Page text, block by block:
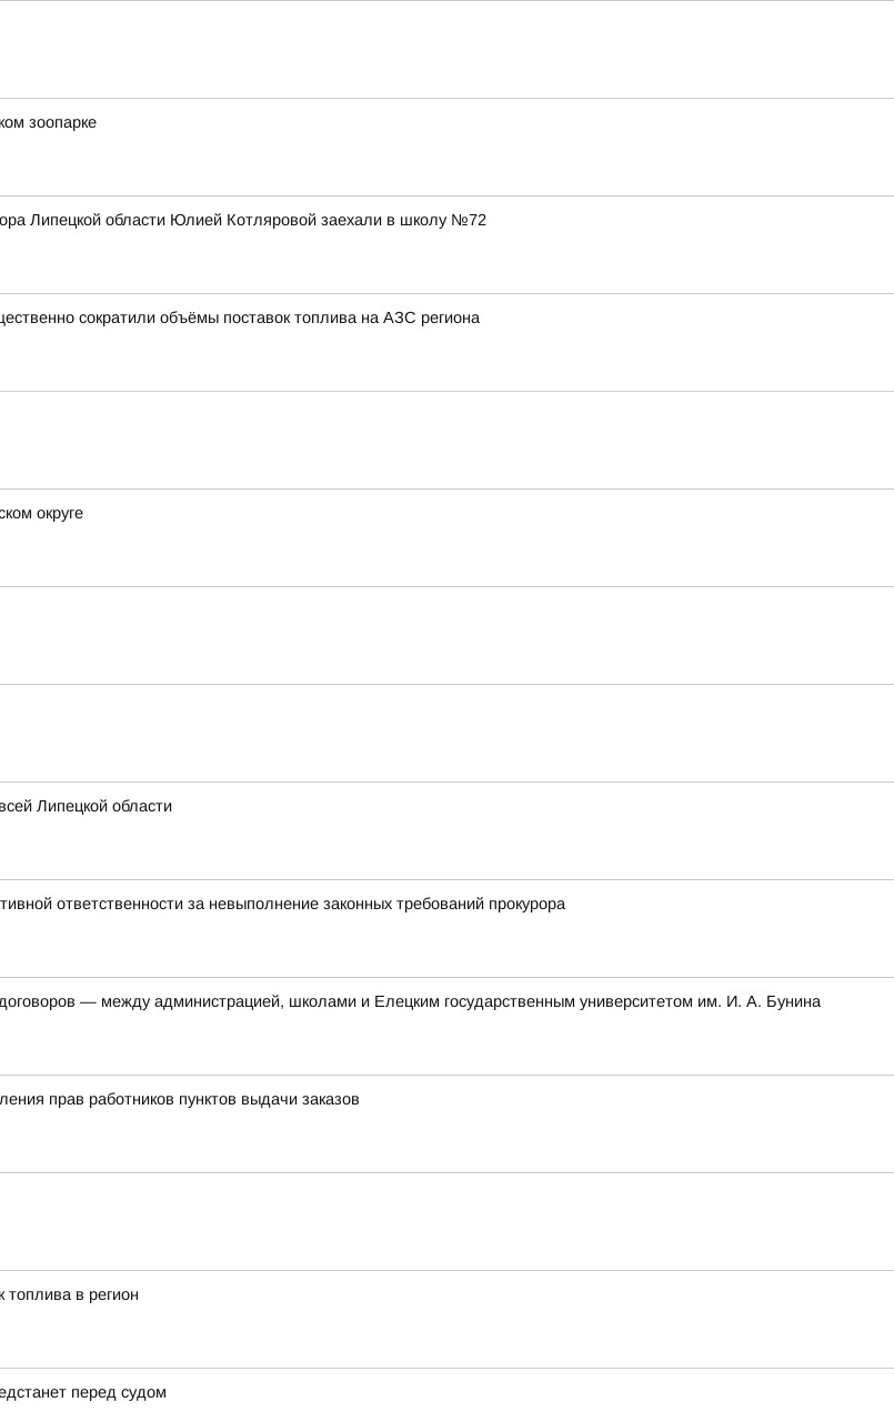
зоопарке
Липецкой области Юлией Котляровой заехали в школу №72
сократили объёмы поставок топлива на АЗС региона
округе
Липецкой области
ответственности за невыполнение законных требований прокурора
договоров — между администрацией, школами и Елецким государственным университетом им. И. А. Бунина
прав работников пунктов выдачи заказов
топлива в регион
перед судом